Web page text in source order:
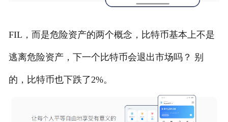
FIL，而是危险资产的两个概念，比特币基本上不是
逃离危险资产，下一个比特币会退出市场吗？ 别
的，比特币也下跌了2%。